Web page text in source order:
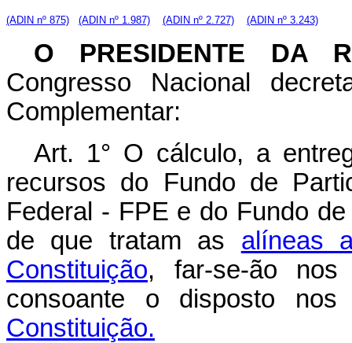
(ADIN nº 875) (ADIN nº 1.987) (ADIN nº 2.727) (ADIN nº 3.243)
O PRESIDENTE DA
Congresso Nacional
Complementar:
Art. 1° O cálculo, a
recursos do Fundo de
Federal - FPE e do Fundo
de que tratam as alíneas
Constituição, far-se-ão nos
consoante o disposto
Constituição.